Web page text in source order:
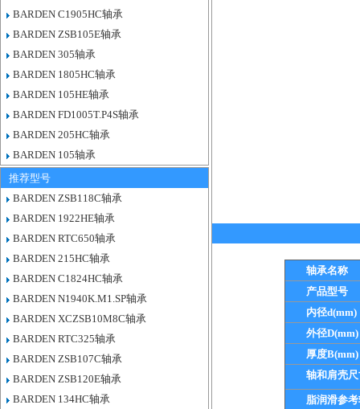
BARDEN C1905HC轴承
BARDEN ZSB105E轴承
BARDEN 305轴承
BARDEN 1805HC轴承
BARDEN 105HE轴承
BARDEN FD1005T.P4S轴承
BARDEN 205HC轴承
BARDEN 105轴承
推荐型号
BARDEN ZSB118C轴承
BARDEN 1922HE轴承
BARDEN RTC650轴承
BARDEN 215HC轴承
BARDEN C1824HC轴承
BARDEN N1940K.M1.SP轴承
BARDEN XCZSB10M8C轴承
BARDEN RTC325轴承
BARDEN ZSB107C轴承
BARDEN ZSB120E轴承
BARDEN 134HC轴承
轴承名称
产品型号
内径d(mm)
外径D(mm)
厚度B(mm)
轴和肩壳
脂润滑参